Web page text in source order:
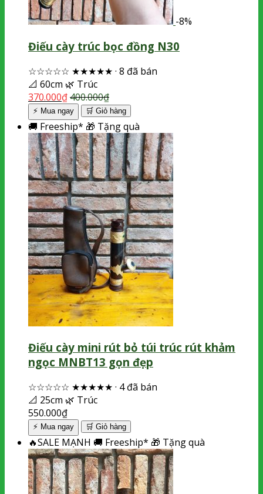
-8%
Điếu cày trúc bọc đồng N30
☆☆☆☆☆ ★★★★★ · 8 đã bán
📐 60cm 🌿 Trúc
370.000₫400.000₫
⚡ Mua ngay 🛒 Giỏ hàng
🚚 Freeship* 🎁 Tặng quà
Điếu cày mini rút bỏ túi trúc rút khảm
ngọc MNBT13 gọn đẹp
☆☆☆☆☆ ★★★★★ · 4 đã bán
📐 25cm 🌿 Trúc
550.000₫
⚡ Mua ngay 🛒 Giỏ hàng
🔥SALE MẠNH 🚚 Freeship* 🎁 Tặng quà